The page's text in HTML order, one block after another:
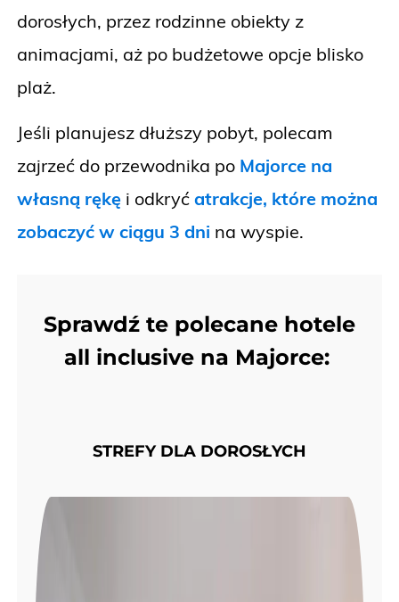
dorosłych, przez rodzinne obiekty z
animacjami, aż po budżetowe opcje blisko
plaż.
Jeśli planujesz dłuższy pobyt, polecam
zajrzeć do przewodnika po Majorce na
własną rękę i odkryć atrakcje, które można
zobaczyć w ciągu 3 dni na wyspie.
Sprawdź te polecane hotele
all inclusive na Majorce:
STREFY DLA DOROSŁYCH